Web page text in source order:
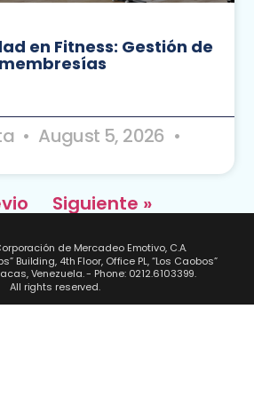
en Fitness: Gestión de
August 5, 2026
Siguiente »
de Mercadeo Emotivo, C.A.
Building, 4th Floor, Office PL, “Los Caobos”
Venezuela. - Phone: 0212.6103399.
All rights reserved.